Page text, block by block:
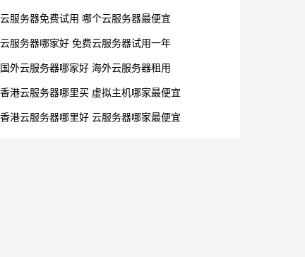
云服务器免费试用 哪个云服务器最便宜
云服务器哪家好 免费云服务器试用一年
国外云服务器哪家好 海外云服务器租用
香港云服务器哪里买 虚拟主机哪家最便宜
香港云服务器哪里好 云服务器哪家最便宜